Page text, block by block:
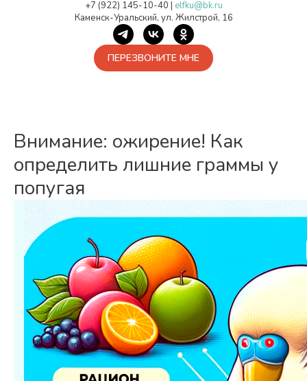
+7 (922) 145-10-40 | elfku@bk.ru
Каменск-Уральский, ул. Жилстрой, 16
ПЕРЕЗВОНИТЕ МНЕ
Внимание: ожирение! Как
определить лишние граммы у
попугая